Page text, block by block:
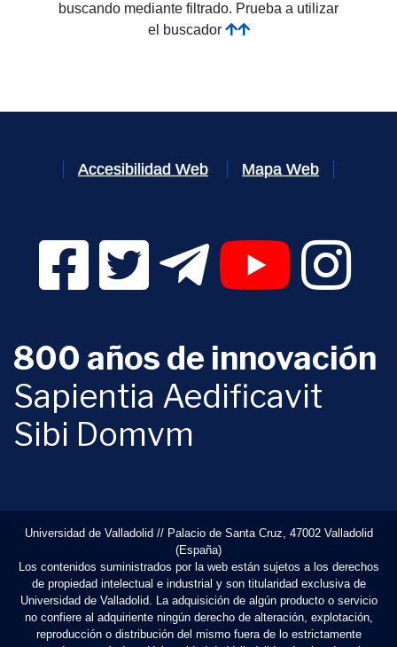
buscando mediante filtrado. Prueba a utilizar
el buscador
Accesibilidad Web Mapa Web
Facebook Digital UVa (se abrirá en una nueva
Twitter Digital UVa (se abrirá en una
Telegram Digital UVa (se
YouTube Digital
800 años de innovación
Sapientia Aedificavit
Sibi Domvm
Universidad de Valladolid // Palacio de Santa Cruz, 47002 Valladolid
(España)
Los contenidos suministrados por la web están sujetos a los derechos
de propiedad intelectual e industrial y son titularidad exclusiva de
Universidad de Valladolid. La adquisición de algún producto o servicio
no confiere al adquiriente ningún derecho de alteración, explotación,
reproducción o distribución del mismo fuera de lo estrictamente